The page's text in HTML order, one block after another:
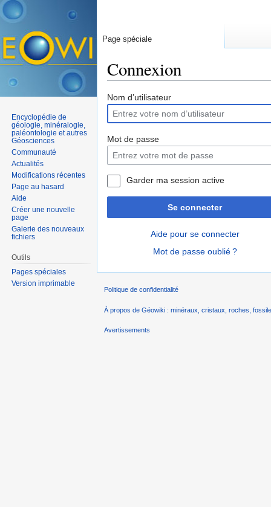
Connexion
Nom d’utilisateur
Mot de passe
Garder ma session active
Se connecter
Aide pour se connecter
Mot de passe oublié ?
Page spéciale
Encyclopédie de
géologie, minéralogie,
paléontologie et autres
Géosciences
Communauté
Actualités
Modifications récentes
Page au hasard
Aide
Créer une nouvelle
page
Galerie des nouveaux
fichiers
Outils
Pages spéciales
Version imprimable
Politique de confidentialité
À propos de Géowiki : minéraux, cristaux, roches,
Avertissements